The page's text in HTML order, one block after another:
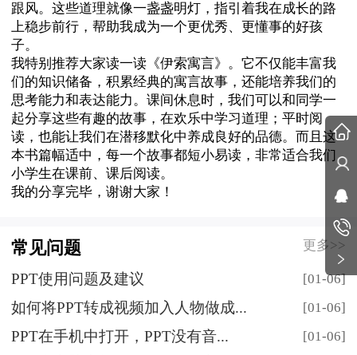
跟风。这些道理就像一盏盏明灯，指引着我在成长的路
上稳步前行，帮助我成为一个更优秀、更懂事的好孩
子。
我特别推荐大家读一读《伊索寓言》。它不仅能丰富我
们的知识储备，积累经典的寓言故事，还能培养我们的
思考能力和表达能力。课间休息时，我们可以和同学一
起分享这些有趣的故事，在欢乐中学习道理；平时阅
读，也能让我们在潜移默化中养成良好的品德。而且这
本书篇幅适中，每一个故事都短小易读，非常适合我们
小学生在课前、课后阅读。
我的分享完毕，谢谢大家！
常见问题 更多>>
[01-06]
PPT使用问题及建议
[01-06]
如何将PPT转成视频加入人物做成...
[01-06]
PPT在手机中打开，PPT没有音...